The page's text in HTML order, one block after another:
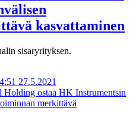
kasvattaminen
sisaryrityksen.
27.5.2021
Holding ostaa HK Instrumentsin
merkittävä